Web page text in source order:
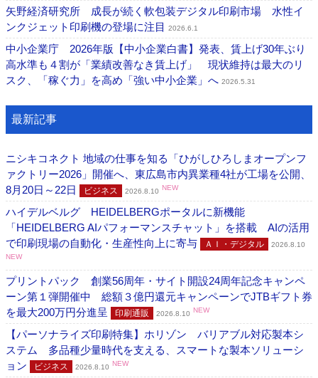
矢野経済研究所 成長が続く軟包装デジタル印刷市場 水性イ
ンクジェット印刷機の登場に注目
2026.6.1
中小企業庁 2026年版【中小企業白書】発表、賃上げ30年ぶり
高水準も４割が「業績改善なき賃上げ」 現状維持は最大のリ
スク、「稼ぐ力」を高め「強い中小企業」へ 2026.5.31
最新記事
ニシキコネクト 地域の仕事を知る「ひがしひろしまオープンフ
ァクトリー2026」開催へ、東広島市内異業種4社が工場を公開、
8月20日～22日
ビジネス 2026.8.10 NEW
ハイデルベルグ HEIDELBERGポータルに新機能
「HEIDELBERG AIパフォーマンスチャット」を搭載 AIの活用
で印刷現場の自動化・生産性向上に寄与
ＡＩ・デジタル
2026.8.10
NEW
プリントパック 創業56周年・サイト開設24周年記念キャンペ
ーン第１弾開催中 総額３億円還元キャンペーンでJTBギフト券
を最大200万円分進呈
印刷通販 2026.8.10 NEW
【パーソナライズ印刷特集】ホリゾン バリアブル対応製本シ
ステム 多品種少量時代を支える、スマートな製本ソリューシ
ョン
ビジネス 2026.8.10 NEW